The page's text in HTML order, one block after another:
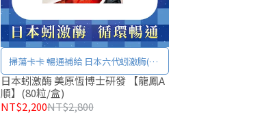
掃蕩卡卡 暢通補給 日本六代蚓激脢(SK
激酶)
日本蚓激酶 美原恆博士研發 【龍鳳A
順】(80粒/盒)
NT$2,200NT$2,800